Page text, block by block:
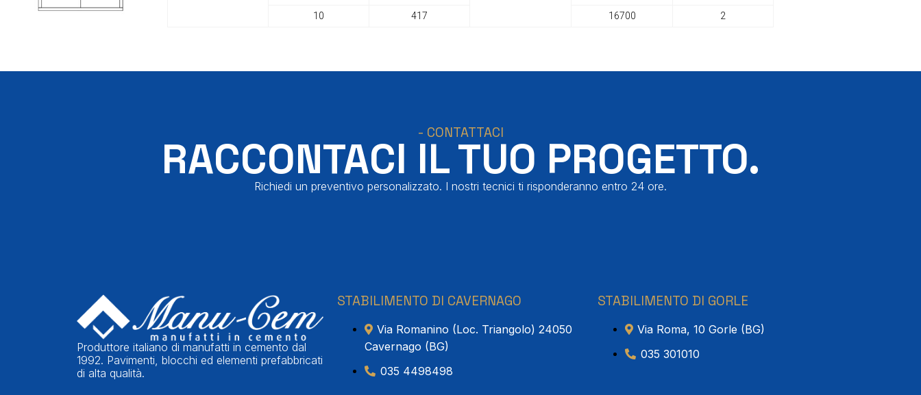
10
417 16700 2
- CONTATTACI
RACCONTACI IL TUO PROGETTO.
Richiedi un preventivo personalizzato. I nostri tecnici ti risponderanno entro 24 ore.
Produttore italiano di manufatti in cemento dal
1992. Pavimenti, blocchi ed elementi prefabbricati
di alta qualità.
STABILIMENTO DI CAVERNAGO
Via Romanino (Loc. Triangolo) 24050
Cavernago (BG)
035 4498498
STABILIMENTO DI GORLE
Via Roma, 10 Gorle (BG)
035 301010